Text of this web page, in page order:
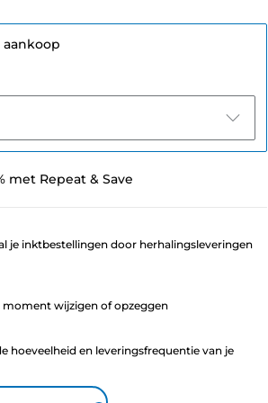
met Repeat & Save
je inktbestellingen door herhalingsleveringen
moment wijzigen of opzeggen
hoeveelheid en leveringsfrequentie van je